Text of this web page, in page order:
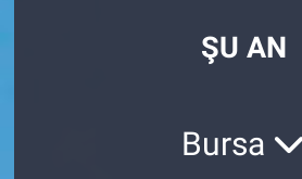
ŞU AN
Bursa